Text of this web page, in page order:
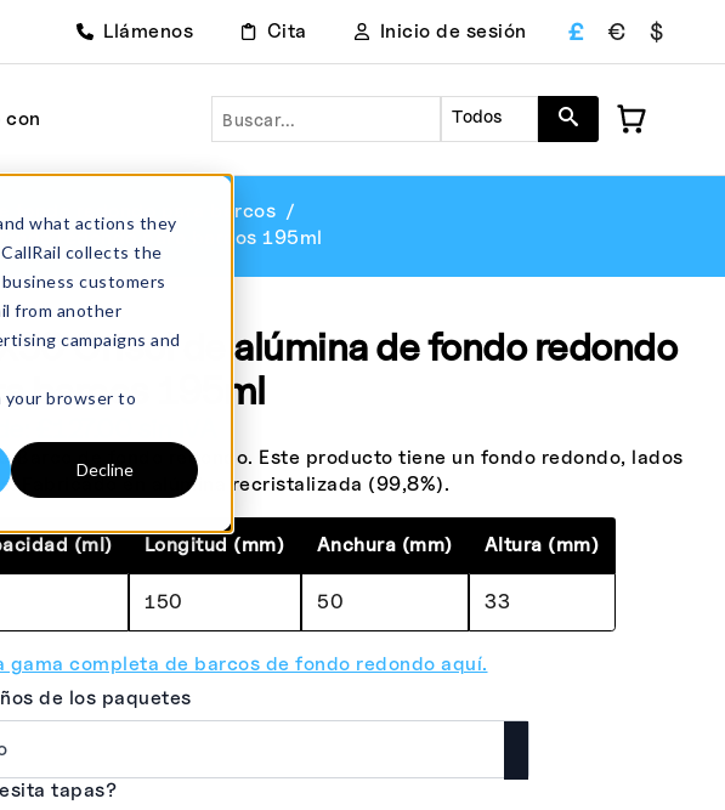
what actions they
collects the
customers
from another
campaigns and
your browser to
Decline
Llámenos Cita Inicio de sesión £ € $
con Todos
fondo redondo para barcos
redondo para barcos 195ml
Crisol de alúmina de fondo redondo
barcos 195ml
Barco de fondo redondo. Este producto tiene un fondo redondo, lados
Fabricado en alúmina recristalizada (99,8%).
(ml) Longitud (mm) Anchura (mm) Altura (mm)
150 50 33
gama completa de barcos de fondo redondo aquí.
de los paquetes
tapas?